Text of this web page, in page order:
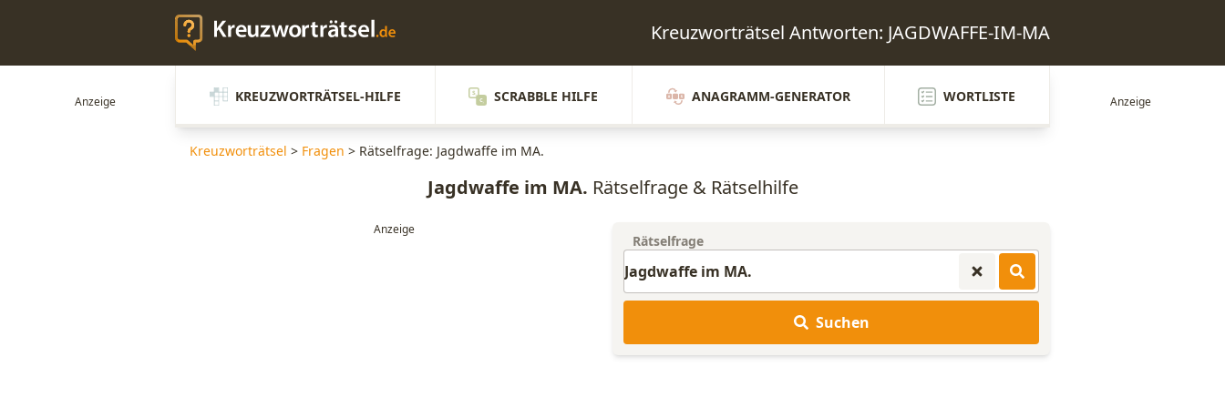
Kreuzworträtsel Antworten: JAGDWAFFE-IM-MA
KREUZWORTRÄTSEL-HILFE SCRABBLE HILFE ANAGRAMM-GENERATOR WORTLISTE
Kreuzworträtsel > Fragen > Rätselfrage: Jagdwaffe im MA.
Jagdwaffe im MA. Rätselfrage & Rätselhilfe
Rätselfrage
Suchen